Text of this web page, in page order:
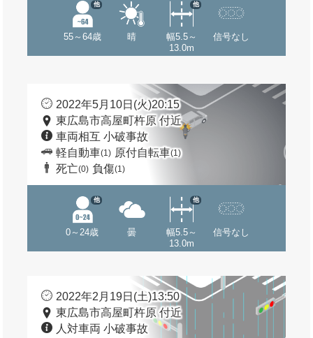
55～64歳
他
晴
幅5.5～
13.0m
他
信号なし
2022年5月10日(火)20:15
東広島市高屋町杵原 付近
車両相互 小破事故
軽自動車(1) 原付自転車(1)
死亡(0) 負傷(1)
0～24歳
他
曇
幅5.5～
13.0m
他
信号なし
2022年2月19日(土)13:50
東広島市高屋町杵原 付近
人対車両 小破事故